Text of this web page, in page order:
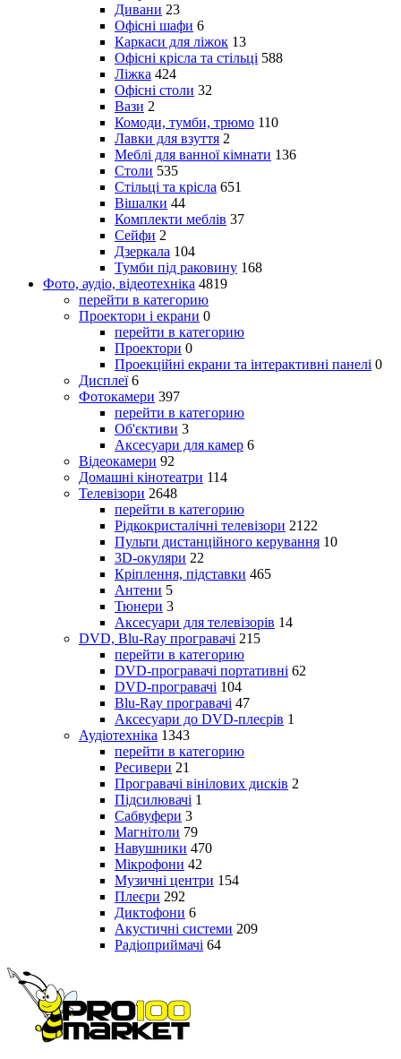
Дивани 23
Офісні шафи 6
Каркаси для ліжок 13
Офісні крісла та стільці 588
Ліжка 424
Офісні столи 32
Вази 2
Комоди, тумби, трюмо 110
Лавки для взуття 2
Меблі для ванної кімнати 136
Столи 535
Стільці та крісла 651
Вішалки 44
Комплекти меблів 37
Сейфи 2
Дзеркала 104
Тумби під раковину 168
Фото, аудіо, відеотехніка 4819
перейти в категорию
Проектори і екрани 0
перейти в категорию
Проектори 0
Проекційні екрани та інтерактивні панелі 0
Дисплеї 6
Фотокамери 397
перейти в категорию
Об'єктиви 3
Аксесуари для камер 6
Відеокамери 92
Домашні кінотеатри 114
Телевізори 2648
перейти в категорию
Рідкокристалічні телевізори 2122
Пульти дистанційного керування 10
3D-окуляри 22
Кріплення, підставки 465
Антени 5
Тюнери 3
Аксесуари для телевізорів 14
DVD, Blu-Ray програвачі 215
перейти в категорию
DVD-програвачі портативні 62
DVD-програвачі 104
Blu-Ray програвачі 47
Аксесуари до DVD-плеєрів 1
Аудіотехніка 1343
перейти в категорию
Ресивери 21
Програвачі вінілових дисків 2
Підсилювачі 1
Сабвуфери 3
Магнітоли 79
Навушники 470
Мікрофони 42
Музичні центри 154
Плеєри 292
Диктофони 6
Акустичні системи 209
Радіоприймачі 64